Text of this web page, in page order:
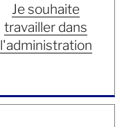
Je souhaite
travailler dans
l'administration